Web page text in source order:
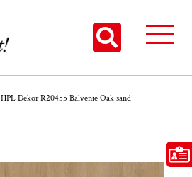
HPL Dekor R20455 Balvenie Oak sand